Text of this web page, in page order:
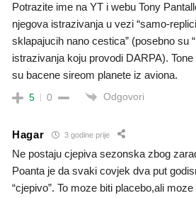
Potrazite ime na YT i webu Tony
njegova istrazivanja u vezi “samo-
sklapajucih nano cestica” (posebno su
istrazivanja koju provodi DARPA).
su bacene sireom planete iz aviona.
5 0 Odgovori
Hagar 3 godine prije
Ne postaju cjepiva sezonska zbog
Poanta je da svaki covjek dva put
“cjepivo”. To moze biti placebo,ali